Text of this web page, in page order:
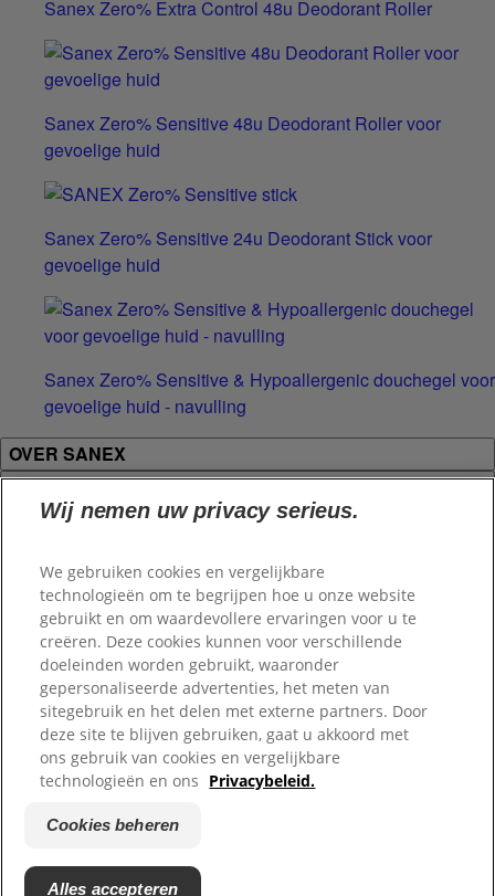
Sanex Zero% Extra Control 48u Deodorant Roller
Sanex Zero% Sensitive 48u Deodorant Roller voor
gevoelige huid
Sanex Zero% Sensitive 24u Deodorant Stick voor
gevoelige huid
Sanex Zero% Sensitive & Hypoallergenic douchegel voor
gevoelige huid - navulling
OVER SANEX
PRODUCTEN
LEGAL AND CONTACT
Maak verbinding
Sitemap
Onze gebruiksvoorwaarden
Legal
Wij nemen uw privacy serieus.
We gebruiken cookies en vergelijkbare
technologieën om te begrijpen hoe u onze website
gebruikt en om waardevollere ervaringen voor u te
creëren. Deze cookies kunnen voor verschillende
doeleinden worden gebruikt, waaronder
gepersonaliseerde advertenties, het meten van
sitegebruik en het delen met externe partners. Door
deze site te blijven gebruiken, gaat u akkoord met
ons gebruik van cookies en vergelijkbare
technologieën en ons Privacybeleid.
Cookies beheren
Alles accepteren